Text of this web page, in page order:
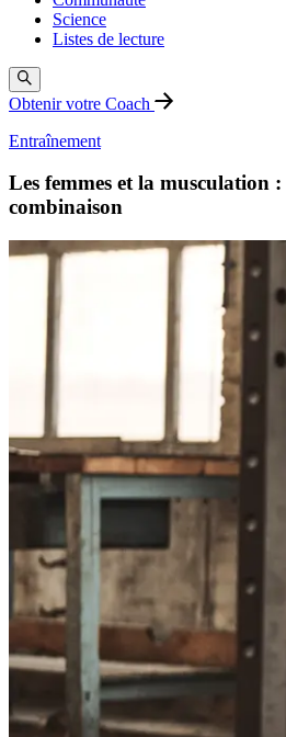
Science
Listes de lecture
Obtenir votre Coach
Entraînement
Les femmes et la musculation
combinaison